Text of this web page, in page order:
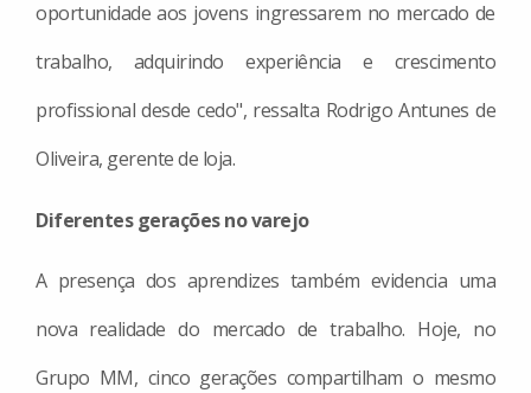
oportunidade aos jovens ingressarem no mercado de
trabalho, adquirindo experiência e crescimento
profissional desde cedo", ressalta Rodrigo Antunes de
Oliveira, gerente de loja.
Diferentes gerações no varejo
A presença dos aprendizes também evidencia uma
nova realidade do mercado de trabalho. Hoje, no
Grupo MM, cinco gerações compartilham o mesmo